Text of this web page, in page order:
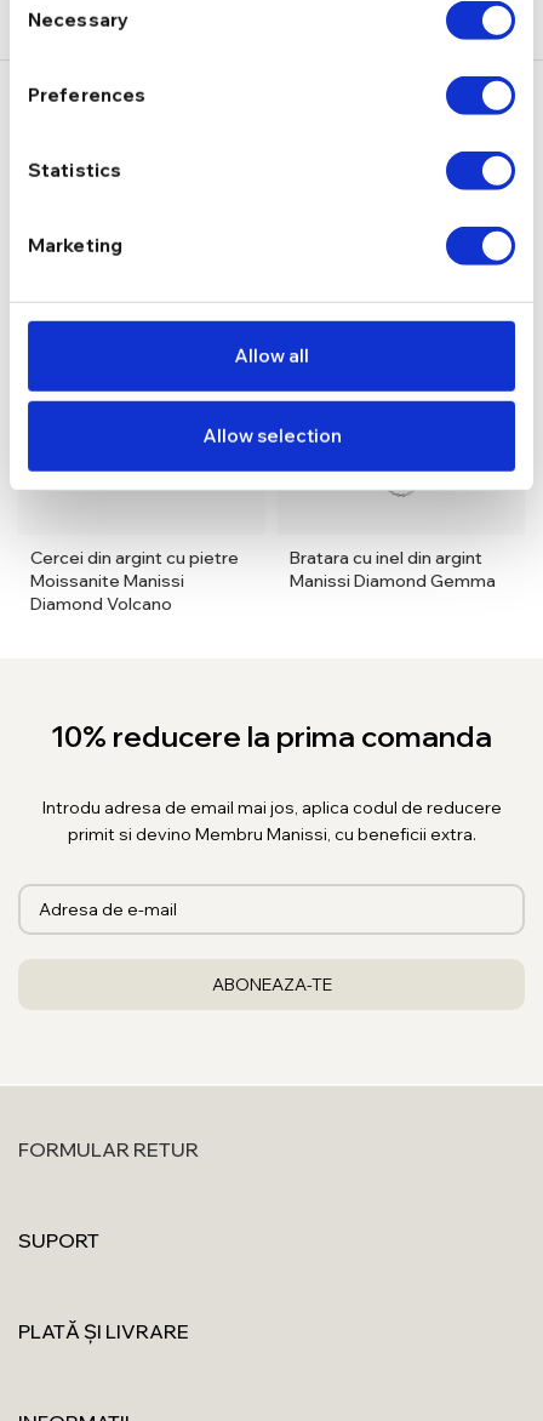
Selection
Necessary
Preferences
Statistics
Marketing
Allow all
Allow selection
S-ar putea să-ți placă și…
Cercei din argint cu pietre
Moissanite Manissi
Diamond Volcano
Bratara cu inel din argint
Manissi Diamond Gemma
10% reducere la prima comanda
Introdu adresa de email mai jos, aplica codul de reducere
primit si devino Membru Manissi, cu beneficii extra.
FORMULAR RETUR
SUPORT
PLATĂ ȘI LIVRARE